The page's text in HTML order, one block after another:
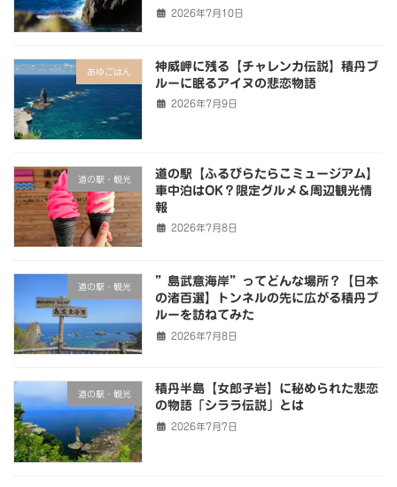
2026年7月10日
あゆごはん
神威岬に残る【チャレンカ伝説】積丹ブ
ルーに眠るアイヌの悲恋物語
2026年7月9日
道の駅・観光
道の駅【ふるびらたらこミュージアム】
車中泊はOK？限定グルメ＆周辺観光情
報
2026年7月8日
道の駅・観光
”島武意海岸”ってどんな場所？【日本
の渚百選】トンネルの先に広がる積丹ブ
ルーを訪ねてみた
2026年7月8日
道の駅・観光
積丹半島【女郎子岩】に秘められた悲恋
の物語「シララ伝説」とは
2026年7月7日